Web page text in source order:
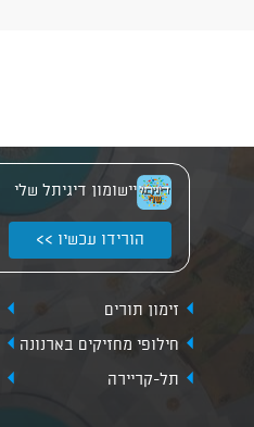
יישומון דיגיתל שלי
הורידו עכשיו >>
זימון תורים
חילופי מחזיקים בארנונה
תל-קריירה